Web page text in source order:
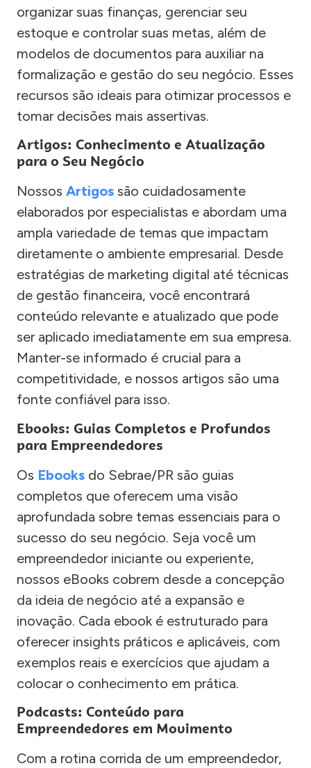
organizar suas finanças, gerenciar seu
estoque e controlar suas metas, além de
modelos de documentos para auxiliar na
formalização e gestão do seu negócio. Esses
recursos são ideais para otimizar processos e
tomar decisões mais assertivas.
Artigos: Conhecimento e Atualização
para o Seu Negócio
Nossos Artigos são cuidadosamente
elaborados por especialistas e abordam uma
ampla variedade de temas que impactam
diretamente o ambiente empresarial. Desde
estratégias de marketing digital até técnicas
de gestão financeira, você encontrará
conteúdo relevante e atualizado que pode
ser aplicado imediatamente em sua empresa.
Manter-se informado é crucial para a
competitividade, e nossos artigos são uma
fonte confiável para isso.
Ebooks: Guias Completos e Profundos
para Empreendedores
Os Ebooks do Sebrae/PR são guias
completos que oferecem uma visão
aprofundada sobre temas essenciais para o
sucesso do seu negócio. Seja você um
empreendedor iniciante ou experiente,
nossos eBooks cobrem desde a concepção
da ideia de negócio até a expansão e
inovação. Cada ebook é estruturado para
oferecer insights práticos e aplicáveis, com
exemplos reais e exercícios que ajudam a
colocar o conhecimento em prática.
Podcasts: Conteúdo para
Empreendedores em Movimento
Com a rotina corrida de um empreendedor,